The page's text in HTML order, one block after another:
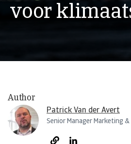
voor
Author
Patrick Van der Avert
Senior Manager Marketing